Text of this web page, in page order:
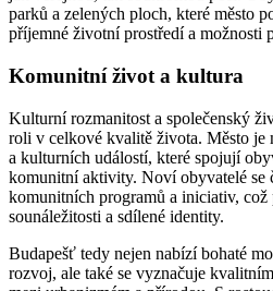
parků a zelených ploch, které město
příjemné životní prostředí a možnosti
Komunitní život a kultura
Kulturní rozmanitost a společenský
roli v celkové kvalitě života. Město je
a kulturních událostí, které spojují
komunitní aktivity. Noví obyvatelé se
komunitních programů a iniciativ,
sounáležitosti a sdílené identity.
Budapešť tedy nejen nabízí bohaté
rozvoj, ale také se vyznačuje